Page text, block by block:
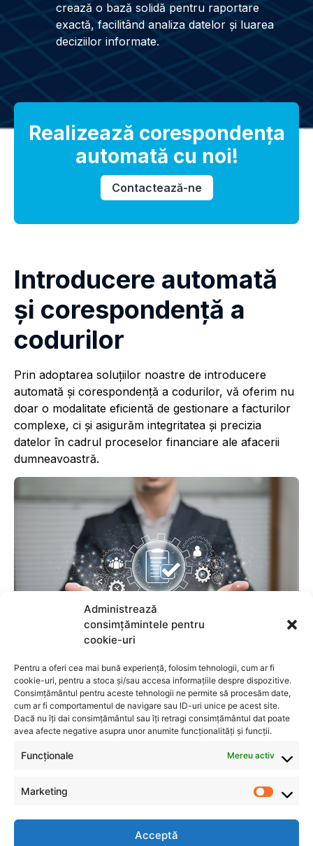
Administrează
consimțămintele pentru
cookie-uri
Pentru a oferi cea mai bună experiență, folosim tehnologii, cum ar fi
cookie-uri, pentru a stoca și/sau accesa informațiile despre dispozitive.
Consimțământul pentru aceste tehnologii ne permite să procesăm date,
cum ar fi comportamentul de navigare sau ID-uri unice pe acest site.
Dacă nu îți dai consimțământul sau îți retragi consimțământul dat poate
avea afecte negative asupra unor anumite funcționalități și funcții.
Funcționale Mereu activ
Marketing
Acceptă
crează o bază solidă pentru raportare
exactă, facilitând analiza datelor și luarea
deciziilor informate.
Realizează corespondenţa
automată cu noi!
Contactează-ne
Introducere automată
şi corespondenţă a
codurilor
Prin adoptarea soluțiilor noastre de introducere
automată și corespondență a codurilor, vă oferim nu
doar o modalitate eficientă de gestionare a facturilor
complexe, ci și asigurăm integritatea și precizia
datelor în cadrul proceselor financiare ale afacerii
dumneavoastră.